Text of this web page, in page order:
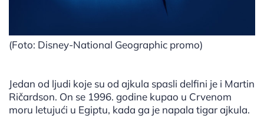
(Foto: Disney-National Geographic promo)
Jedan od ljudi koje su od ajkula spasli delfini je i Martin
Ričardson. On se 1996. godine kupao u Crvenom
moru letujući u Egiptu, kada ga je napala tigar ajkula.